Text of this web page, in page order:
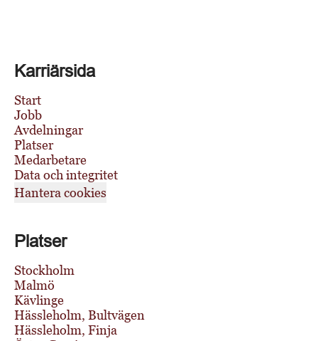
Karriärsida
Start
Jobb
Avdelningar
Platser
Medarbetare
Data och integritet
Hantera cookies
Platser
Stockholm
Malmö
Kävlinge
Hässleholm, Bultvägen
Hässleholm, Finja